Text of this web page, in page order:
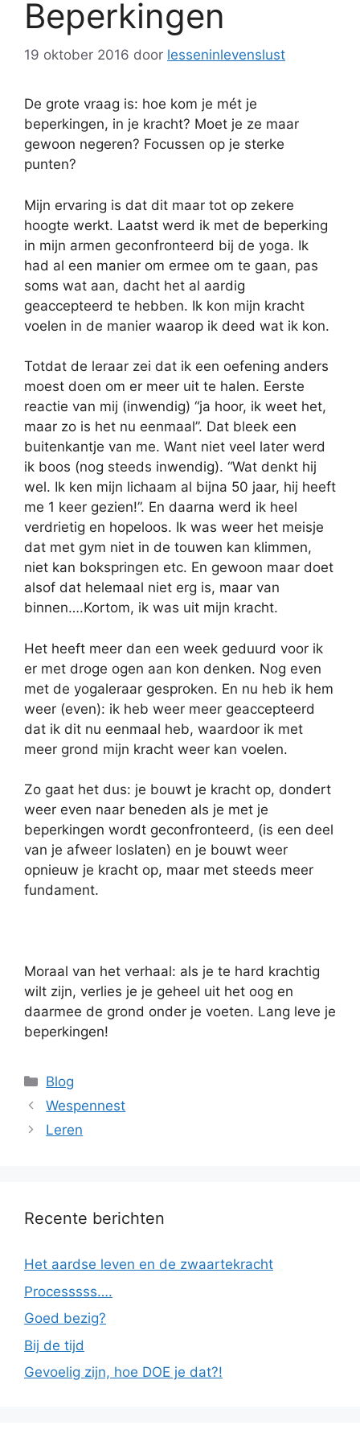
Beperkingen
19 oktober 2016 door lesseninlevenslust
De grote vraag is: hoe kom je mét je
beperkingen, in je kracht? Moet je ze maar
gewoon negeren? Focussen op je sterke
punten?
Mijn ervaring is dat dit maar tot op zekere
hoogte werkt. Laatst werd ik met de beperking
in mijn armen geconfronteerd bij de yoga. Ik
had al een manier om ermee om te gaan, pas
soms wat aan, dacht het al aardig
geaccepteerd te hebben. Ik kon mijn kracht
voelen in de manier waarop ik deed wat ik kon.
Totdat de leraar zei dat ik een oefening anders
moest doen om er meer uit te halen. Eerste
reactie van mij (inwendig) “ja hoor, ik weet het,
maar zo is het nu eenmaal”. Dat bleek een
buitenkantje van me. Want niet veel later werd
ik boos (nog steeds inwendig). “Wat denkt hij
wel. Ik ken mijn lichaam al bijna 50 jaar, hij heeft
me 1 keer gezien!”. En daarna werd ik heel
verdrietig en hopeloos. Ik was weer het meisje
dat met gym niet in de touwen kan klimmen,
niet kan bokspringen etc. En gewoon maar doet
alsof dat helemaal niet erg is, maar van
binnen….Kortom, ik was uit mijn kracht.
Het heeft meer dan een week geduurd voor ik
er met droge ogen aan kon denken. Nog even
met de yogaleraar gesproken. En nu heb ik hem
weer (even): ik heb weer meer geaccepteerd
dat ik dit nu eenmaal heb, waardoor ik met
meer grond mijn kracht weer kan voelen.
Zo gaat het dus: je bouwt je kracht op, dondert
weer even naar beneden als je met je
beperkingen wordt geconfronteerd, (is een deel
van je afweer loslaten) en je bouwt weer
opnieuw je kracht op, maar met steeds meer
fundament.
Moraal van het verhaal: als je te hard krachtig
wilt zijn, verlies je je geheel uit het oog en
daarmee de grond onder je voeten. Lang leve je
beperkingen!
Categorieën
Blog
Wespennest
Leren
Recente berichten
Het aardse leven en de zwaartekracht
Processsss….
Goed bezig?
Bij de tijd
Gevoelig zijn, hoe DOE je dat?!